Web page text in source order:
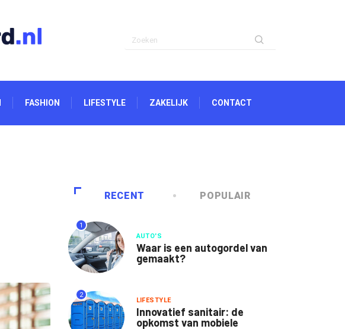
FASHION LIFESTYLE ZAKELIJK CONTACT
RECENT POPULAIR
1
AUTO'S
Waar is een autogordel van
gemaakt?
2
LIFESTYLE
Innovatief sanitair: de
opkomst van mobiele